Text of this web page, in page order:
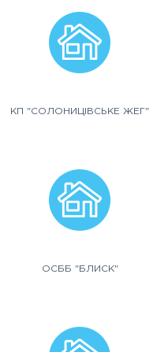
КП "СОЛОНИЦІВСЬКЕ ЖЕГ"
ОСББ "БЛИСК"